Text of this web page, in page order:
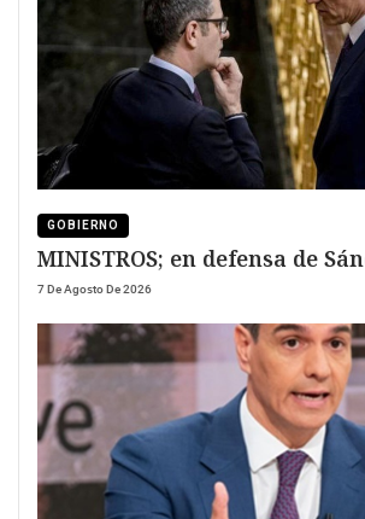
GOBIERNO
MINISTROS; en defensa de
7 De Agosto De 2026